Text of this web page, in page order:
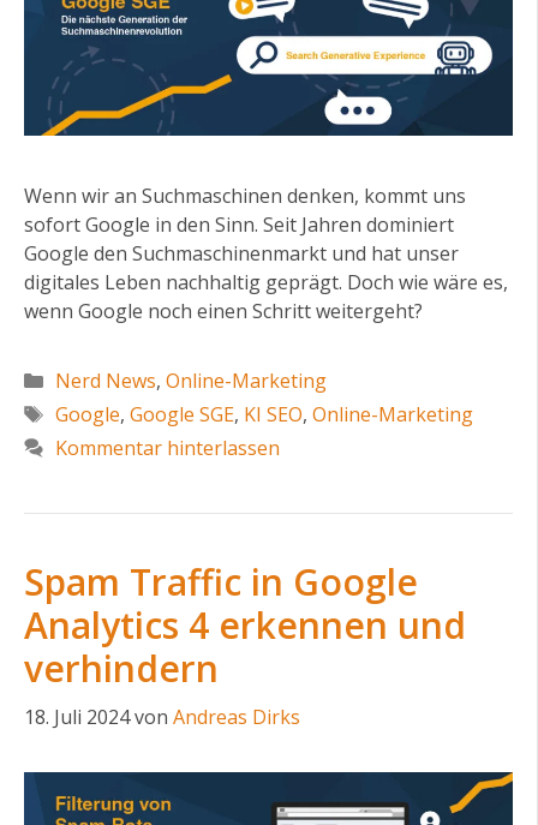
Wenn wir an Suchmaschinen denken, kommt uns
sofort Google in den Sinn. Seit Jahren dominiert
Google den Suchmaschinenmarkt und hat unser
digitales Leben nachhaltig geprägt. Doch wie wäre es,
wenn Google noch einen Schritt weitergeht?
Kategorien
Nerd News, Online-Marketing
Schlagwörter
Google, Google SGE, KI SEO, Online-Marketing
Kommentar hinterlassen
Spam Traffic in Google
Analytics 4 erkennen und
verhindern
18. Juli 2024von Andreas Dirks